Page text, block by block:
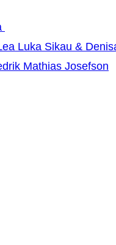
Luka Sikau &
Mathias Josefson